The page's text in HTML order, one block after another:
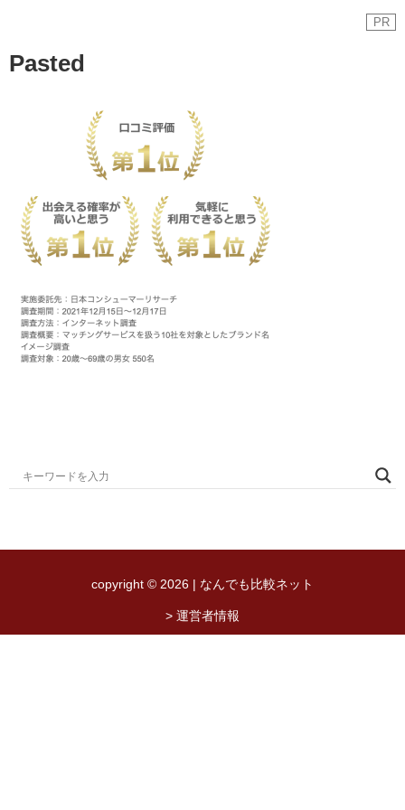
PR
Pasted
copyright © 2026 | なんでも比較ネット
> 運営者情報